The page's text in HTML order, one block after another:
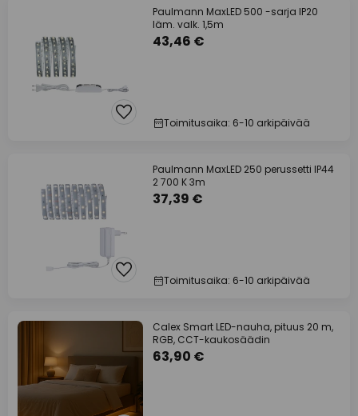
Paulmann MaxLED 500 -sarja IP20
läm. valk. 1,5m
43,46 €
Toimitusaika: 6-10 arkipäivää
Paulmann MaxLED 250 perussetti IP44
2 700 K 3m
37,39 €
Toimitusaika: 6-10 arkipäivää
Calex Smart LED-nauha, pituus 20 m,
RGB, CCT-kaukosäädin
63,90 €